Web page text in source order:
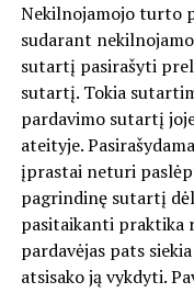
Nekilnojamojo turto
sudarant
sutartį pasirašyti
sutartį. Tokia
pardavimo sutartį
ateityje.
įprastai neturi
pagrindinę sutartį
pasitaikanti praktika
pardavėjas pats
atsisako ją vykdyti.